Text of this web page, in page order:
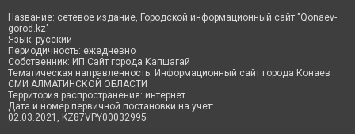
Название: сетевое издание, Городской информационный сайт "Qonaev-
gorod.kz"
Язык: русский
Периодичность: ежедневно
Собственник: ИП Сайт города Капшагай
Тематическая направленность: Информационный сайт города Конаев
СМИ АЛМАТИНСКОЙ ОБЛАСТИ
Территория распространения: интернет
Дата и номер первичной постановки на учет:
02.03.2021, KZ87VPY00032995